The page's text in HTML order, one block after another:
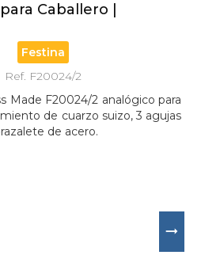
Caballero |
Festina
Ref. F20024/2
Made F20024/2 analógico para
de cuarzo suizo, 3 agujas
de acero.